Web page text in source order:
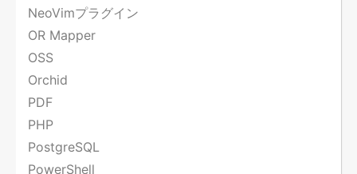
NeoVimプラグイン
OR Mapper
OSS
Orchid
PDF
PHP
PostgreSQL
PowerShell